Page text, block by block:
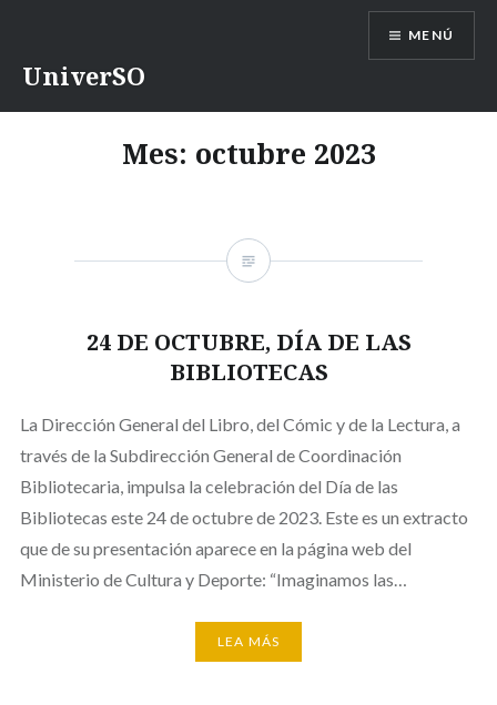
UniverSO
MENÚ
Mes: octubre 2023
24 DE OCTUBRE, DÍA DE LAS
BIBLIOTECAS
La Dirección General del Libro, del Cómic y de la Lectura, a
través de la Subdirección General de Coordinación
Bibliotecaria, impulsa la celebración del Día de las
Bibliotecas este 24 de octubre de 2023. Este es un extracto
que de su presentación aparece en la página web del
Ministerio de Cultura y Deporte: “Imaginamos las…
LEA MÁS